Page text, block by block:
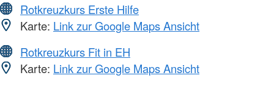
Rotkreuzkurs Erste Hilfe
Karte: Link zur Google Maps Ansicht
Rotkreuzkurs Fit in EH
Karte: Link zur Google Maps Ansicht